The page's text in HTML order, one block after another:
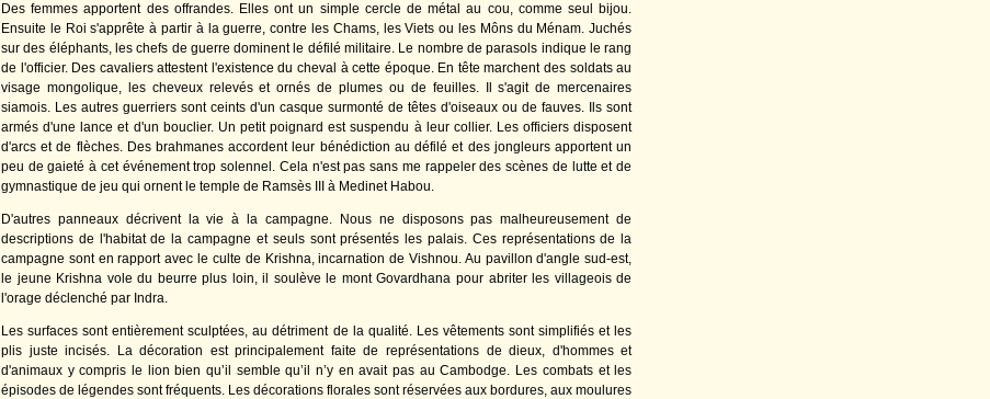
Des femmes apportent des offrandes. Elles ont un simple cercle de métal au cou, comme seul bijou.
Ensuite le Roi s'apprête à partir à la guerre, contre les Chams, les Viets ou les Môns du Ménam. Juchés
sur des éléphants, les chefs de guerre dominent le défilé militaire. Le nombre de parasols indique le rang
de l'officier. Des cavaliers attestent l'existence du cheval à cette époque. En tête marchent des soldats au
visage mongolique, les cheveux relevés et ornés de plumes ou de feuilles. Il s'agit de mercenaires
siamois. Les autres guerriers sont ceints d'un casque surmonté de têtes d'oiseaux ou de fauves. Ils sont
armés d'une lance et d'un bouclier. Un petit poignard est suspendu à leur collier. Les officiers disposent
d'arcs et de flèches. Des brahmanes accordent leur bénédiction au défilé et des jongleurs apportent un
peu de gaieté à cet événement trop solennel. Cela n'est pas sans me rappeler des scènes de lutte et de
gymnastique de jeu qui ornent le temple de Ramsès III à Medinet Habou.
D'autres panneaux décrivent la vie à la campagne. Nous ne disposons pas malheureusement de
descriptions de l'habitat de la campagne et seuls sont présentés les palais. Ces représentations de la
campagne sont en rapport avec le culte de Krishna, incarnation de Vishnou. Au pavillon d'angle sud-est,
le jeune Krishna vole du beurre plus loin, il soulève le mont Govardhana pour abriter les villageois de
l'orage déclenché par Indra.
Les surfaces sont entièrement sculptées, au détriment de la qualité. Les vêtements sont simplifiés et les
plis juste incisés. La décoration est principalement faite de représentations de dieux, d'hommes et
d'animaux y compris le lion bien qu’il semble qu’il n’y en avait pas au Cambodge. Les combats et les
épisodes de légendes sont fréquents. Les décorations florales sont réservées aux bordures, aux moulures